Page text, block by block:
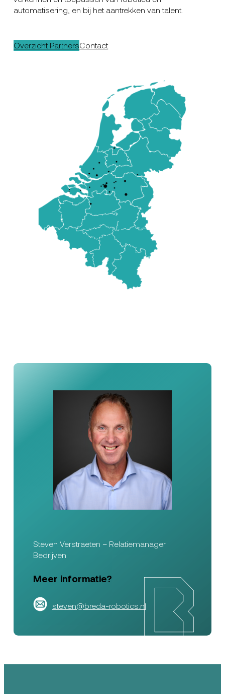
automatisering, en bij het aantrekken van talent.
Overzicht PartnersContact
Steven Verstraeten – Relatiemanager
Bedrijven
Meer informatie?
steven@breda-robotics.nl